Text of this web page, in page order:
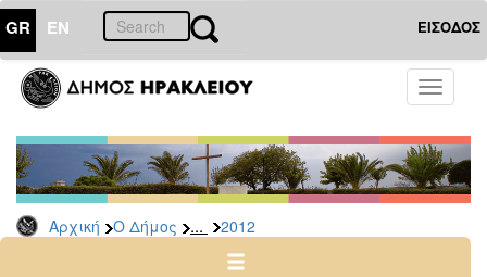
GR EN ΕΙΣΟΔΟΣ
Toggle
Αρχική Ο Δήμος ... 2012
ΔΗΜΟΣ
Δελτία
Τύπου
Αρχείο
2026